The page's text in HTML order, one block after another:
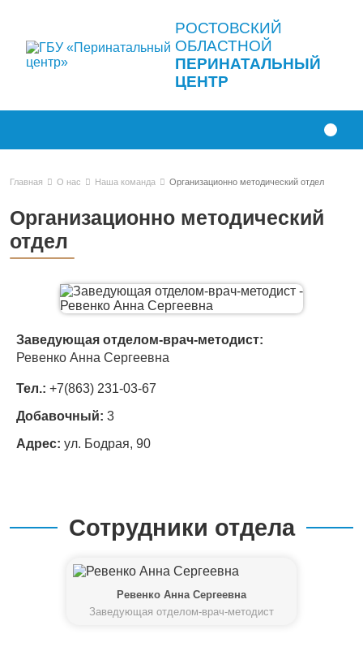
РОСТОВСКИЙ
ОБЛАСТНОЙ
ПЕРИНАТАЛЬНЫЙ
ЦЕНТР
Главная О нас Наша команда Организационно методический отдел
Организационно методический
отдел
Заведующая отделом-врач-методист:
Ревенко Анна Сергеевна
Тел.: +7(863) 231-03-67
Добавочный: 3
Адрес: ул. Бодрая, 90
Сотрудники отдела
Ревенко Анна Сергеевна
Заведующая отделом-врач-методист